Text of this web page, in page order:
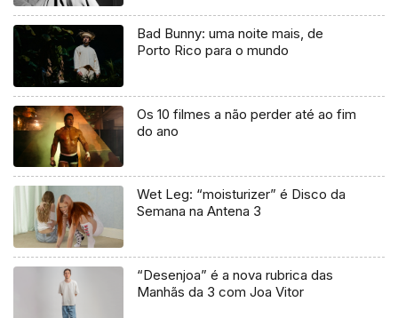
Bad Bunny: uma noite mais, de
Porto Rico para o mundo
Os 10 filmes a não perder até ao fim
do ano
Wet Leg: “moisturizer” é Disco da
Semana na Antena 3
“Desenjoa” é a nova rubrica das
Manhãs da 3 com Joa Vitor